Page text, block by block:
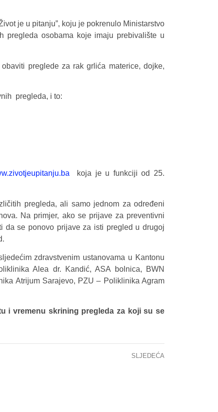
je u pitanju”, koju je pokrenulo Ministarstvo
osobama koje imaju prebivalište u
preglede za rak grlića materice, dojke,
pregleda, i to:
koja je u funkciji od 25.
pregleda, ali samo jednom za određeni
Na primjer, ako se prijave za preventivni
da se ponovo prijave za isti pregled u drugoj
zdravstvenim ustanovama u Kantonu
Alea dr. Kandić, ASA bolnica, BWN
Atrijum Sarajevo, PZU – Poliklinika Agram
i vremenu skrining pregleda za koji su se
SLJEDEĆA